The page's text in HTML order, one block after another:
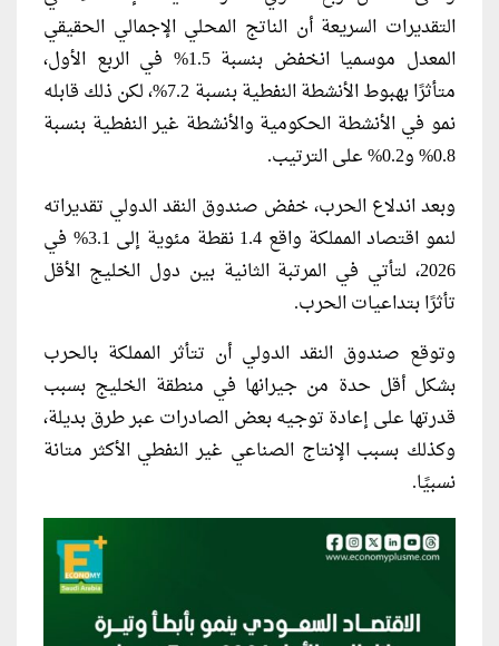
التقديرات السريعة أن الناتج المحلي الإجمالي الحقيقي
المعدل موسميا انخفض بنسبة 1.5% في الربع الأول،
متأثرًا بهبوط الأنشطة النفطية بنسبة 7.2%، لكن ذلك قابله
نمو في الأنشطة الحكومية والأنشطة غير النفطية بنسبة
0.8% و0.2% على الترتيب.
وبعد اندلاع الحرب، خفض صندوق النقد الدولي تقديراته
لنمو اقتصاد المملكة واقع 1.4 نقطة مئوية إلى 3.1% في
2026، لتأتي في المرتبة الثانية بين دول الخليج الأقل
تأثرًا بتداعيات الحرب.
وتوقع صندوق النقد الدولي أن تتأثر المملكة بالحرب
بشكل أقل حدة من جيرانها في منطقة الخليج بسبب
قدرتها على إعادة توجيه بعض الصادرات عبر طرق بديلة،
وكذلك بسبب الإنتاج الصناعي ​غير النفطي الأكثر متانة
نسبيًا.